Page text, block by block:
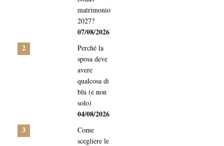
matrimonio
2027?
07/08/2026
Perché la
sposa deve
avere
qualcosa di
blu (e non
solo)
04/08/2026
2
Come
scegliere le
3